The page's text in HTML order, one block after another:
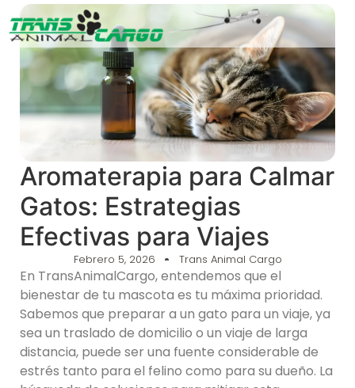
Aromaterapia para Calmar
Gatos: Estrategias
Efectivas para Viajes
Febrero 5, 2026 Trans Animal Cargo
En TransAnimalCargo, entendemos que el
bienestar de tu mascota es tu máxima prioridad.
Sabemos que preparar a un gato para un viaje, ya
sea un traslado de domicilio o un viaje de larga
distancia, puede ser una fuente considerable de
estrés tanto para el felino como para su dueño. La